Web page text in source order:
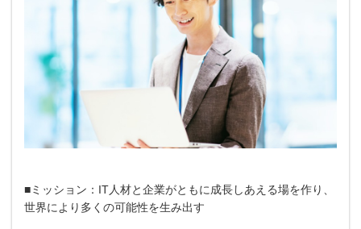
■ミッション：IT人材と企業がともに成長しあえる場を作り、
世界により多くの可能性を生み出す